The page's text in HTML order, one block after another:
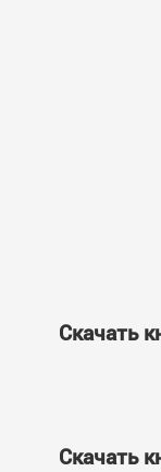
Скачать
Скачать